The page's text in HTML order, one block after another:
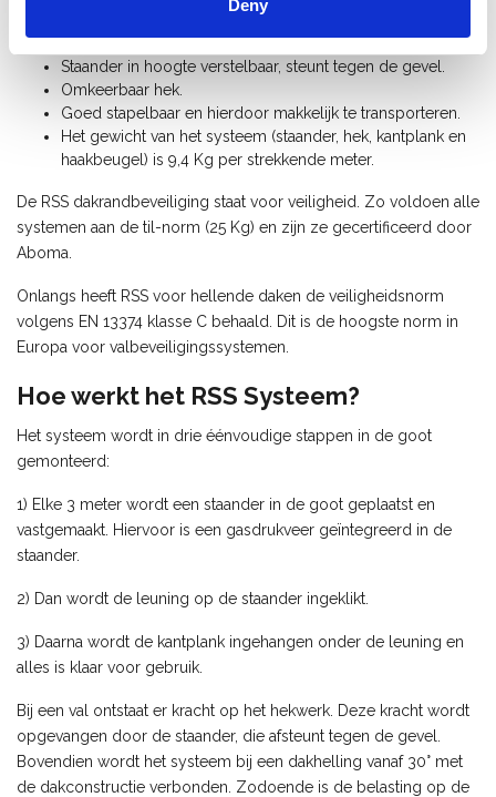
Deny
Zeer snel en eenvoudig te (de-)monteren.
Gemaakt van hoogwaardig aluminium, zeer licht.
Staander in hoogte verstelbaar, steunt tegen de gevel.
Omkeerbaar hek.
Goed stapelbaar en hierdoor makkelijk te transporteren.
Het gewicht van het systeem (staander, hek, kantplank en
haakbeugel) is 9,4 Kg per strekkende meter.
De RSS dakrandbeveiliging staat voor veiligheid. Zo voldoen alle
systemen aan de til-norm (25 Kg) en zijn ze gecertificeerd door
Aboma.
Onlangs heeft RSS voor hellende daken de veiligheidsnorm
volgens EN 13374 klasse C behaald. Dit is de hoogste norm in
Europa voor valbeveiligingssystemen.
Hoe werkt het RSS Systeem?
Het systeem wordt in drie éénvoudige stappen in de goot
gemonteerd:
1) Elke 3 meter wordt een staander in de goot geplaatst en
vastgemaakt. Hiervoor is een gasdrukveer geïntegreerd in de
staander.
2) Dan wordt de leuning op de staander ingeklikt.
3) Daarna wordt de kantplank ingehangen onder de leuning en
alles is klaar voor gebruik.
Bij een val ontstaat er kracht op het hekwerk. Deze kracht wordt
opgevangen door de staander, die afsteunt tegen de gevel.
Bovendien wordt het systeem bij een dakhelling vanaf 30° met
de dakconstructie verbonden. Zodoende is de belasting op de